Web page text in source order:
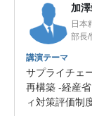
加
日本
部長/
講演テーマ
サプライチェ
再構築 -経産
ィ対策評価制